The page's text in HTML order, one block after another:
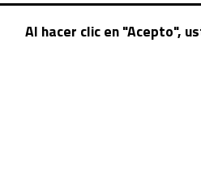
Al hacer clic en "Acepto",